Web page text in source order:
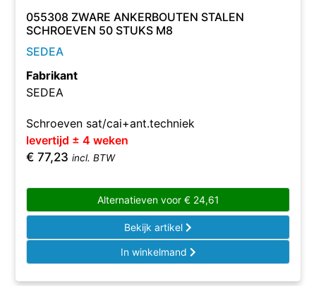
055308 ZWARE ANKERBOUTEN STALEN
SCHROEVEN 50 STUKS M8
SEDEA
Fabrikant
SEDEA
Schroeven sat/cai+ant.techniek
levertijd ± 4 weken
€ 77,23 incl. BTW
Alternatieven voor €24,61
Bekijk artikel
In winkelmand